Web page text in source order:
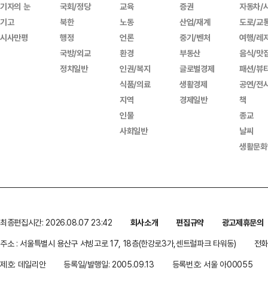
기자의 눈
기고
시사만평
국회/정당
북한
행정
국방/외교
정치일반
교육
노동
언론
환경
인권/복지
식품/의료
지역
인물
사회일반
증권
산업/재계
중기/벤처
부동산
글로벌경제
생활경제
경제일반
자동차/
도로/교
여행/레
음식/맛
패션/뷰
공연/전
책
종교
날씨
생활문
최종편집시간: 2026.08.07 23:42 회사소개 편집규약
광고제휴문의
주소 : 서울특별시 용산구 서빙고로 17, 18층(한강로3가,센트럴파크 타워동)
전
제호: 데일리안
등록일/발행일: 2005.09.13 등록번호: 서울 아00055